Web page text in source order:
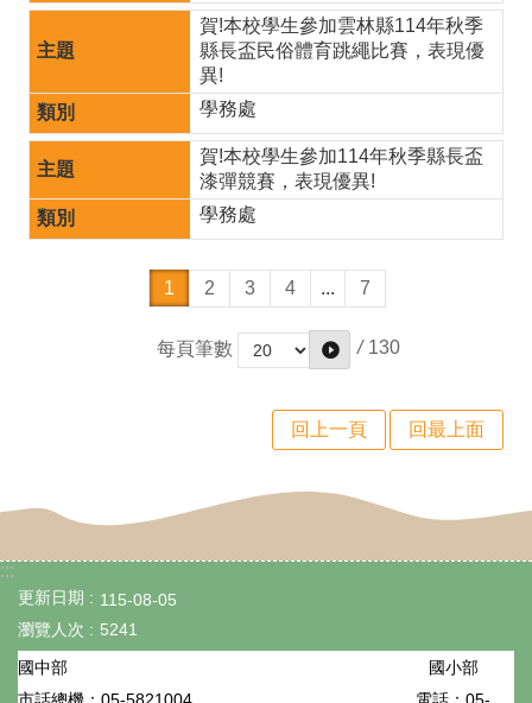
導
區
教
新
生
入
學
賀!本校學生參加雲林縣114年秋季
縣長盃民俗體育跳繩比賽，表現優
異!
學務處
賀!本校學生參加114年秋季縣長盃
漆彈競賽，表現優異!
學務處
1 2 3 4 ... 7
每頁筆數 / 130
回上一頁 回最上面
:::
更新日期
115-08-05
瀏覽人次
5241
國中部 國小部